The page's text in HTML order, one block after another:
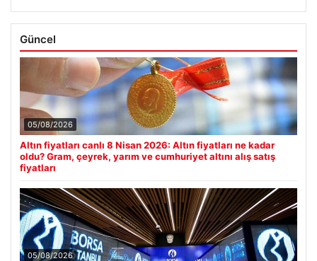
Güncel
05/08/2026
Altın fiyatları canlı 8 Nisan 2026: Altın fiyatları ne kadar
oldu? Gram, çeyrek, yarım ve cumhuriyet altını alış satış
fiyatları
05/08/2026